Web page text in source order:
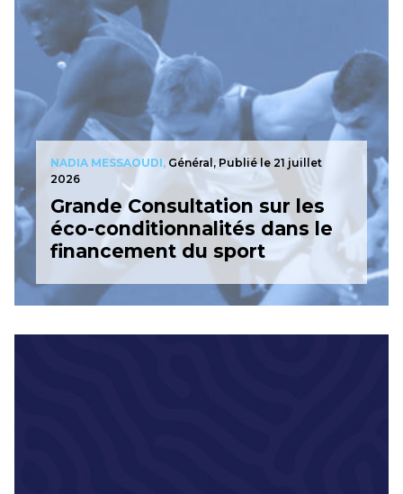
NADIA MESSAOUDI, Général, Publié le 21 juillet
2026
Grande Consultation sur les
éco-conditionnalités dans le
financement du sport